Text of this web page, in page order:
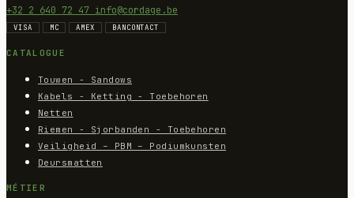
+32 2 640 72 47 info@cordage.be
VISA MC AMEX BANCONTACT
CATALOGUE
Touwen - Sandows
Kabels - Ketting - Toebehoren
Netten
Riemen - Sjorbanden - Toebehoren
Veiligheid – PBM – Podiumkunsten
Deursmatten
MÉTIER